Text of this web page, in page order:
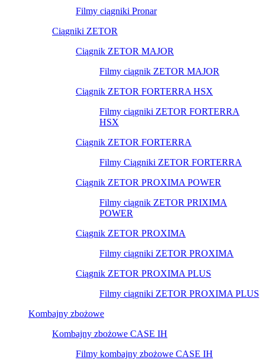
Filmy ciągniki Pronar
Ciągniki ZETOR
Ciągnik ZETOR MAJOR
Filmy ciągnik ZETOR MAJOR
Ciągnik ZETOR FORTERRA HSX
Filmy ciągniki ZETOR FORTERRA
HSX
Ciągnik ZETOR FORTERRA
Filmy Ciągniki ZETOR FORTERRA
Ciągnik ZETOR PROXIMA POWER
Filmy ciągnik ZETOR PRIXIMA
POWER
Ciągnik ZETOR PROXIMA
Filmy ciągniki ZETOR PROXIMA
Ciągnik ZETOR PROXIMA PLUS
Filmy ciągniki ZETOR PROXIMA PLUS
Kombajny zbożowe
Kombajny zbożowe CASE IH
Filmy kombajny zbożowe CASE IH